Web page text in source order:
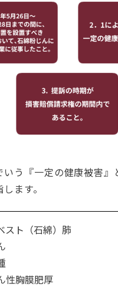
いう『一定の健康被害』
ます。
スト（石綿）肺
性胸膜肥厚